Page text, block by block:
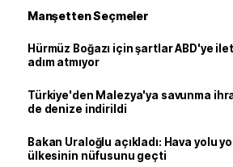
Manşetten Seçmeler
Hürmüz Boğazı için şartlar ABD'ye
adım atmıyor
Türkiye'den Malezya'ya savunma
de denize indirildi
Bakan Uraloğlu açıkladı: Hava yolu
ülkesinin nüfusunu geçti